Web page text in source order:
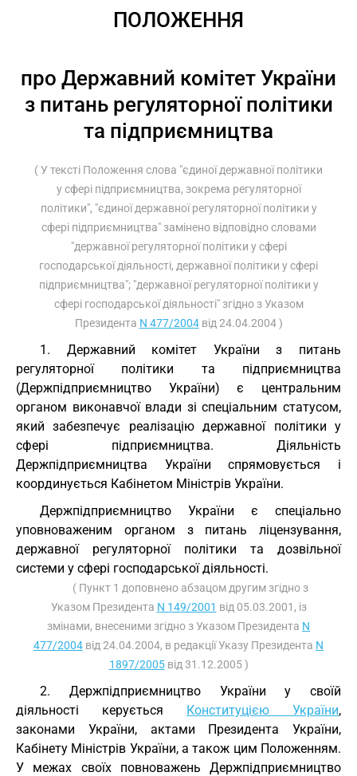
ПОЛОЖЕННЯ
про Державний комітет України
з питань регуляторної політики
та підприємництва
( У тексті Положення слова "єдиної державної політики
у сфері підприємництва, зокрема регуляторної
політики", "єдиної державної регуляторної політики у
сфері підприємництва" замінено відповідно словами
"державної регуляторної політики у сфері
господарської діяльності, державної політики у сфері
підприємництва"; "державної регуляторної політики у
сфері господарської діяльності" згідно з Указом
Президента N 477/2004від 24.04.2004 )
1. Державний комітет України з питань
регуляторної політики та підприємництва
(Держпідприємництво України) є центральним
органом виконавчої влади зі спеціальним статусом,
який забезпечує реалізацію державної політики у
сфері підприємництва. Діяльність
Держпідприємництва України спрямовується і
координується Кабінетом Міністрів України.
Держпідприємництво України є спеціально
уповноваженим органом з питань ліцензування,
державної регуляторної політики та дозвільної
системи у сфері господарської діяльності.
( Пункт 1 доповнено абзацом другим згідно з
Указом Президента N 149/2001 від 05.03.2001, із
змінами, внесеними згідно з Указом Президента N
477/2004 від 24.04.2004, в редакції Указу Президента N
1897/2005від 31.12.2005 )
2. Держпідприємництво України у своїй
діяльності керується Конституцією України,
законами України, актами Президента України,
Кабінету Міністрів України, а також цим Положенням.
У межах своїх повноважень Держпідприємництво